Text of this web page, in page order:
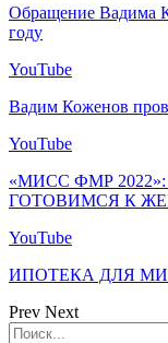
Обращение Вадима
году
YouTube
Вадим Коженов
YouTube
«МИСС ФМР
ГОТОВИМСЯ К
YouTube
ИПОТЕКА ДЛЯ
Prev Next